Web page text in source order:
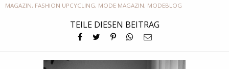
MAGAZIN, FASHION UPCYCLING, MODE MAGAZIN, MODEBLOG
TEILE DIESEN BEITRAG